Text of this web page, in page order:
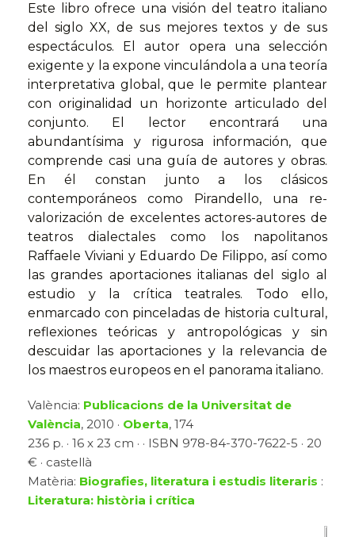
Este libro ofrece una visión del teatro italiano
del siglo XX, de sus mejores textos y de sus
espectáculos. El autor opera una selección
exigente y la expone vinculándola a una teoría
interpretativa global, que le permite plantear
con originalidad un horizonte articulado del
conjunto. El lector encontrará una
abundantísima y rigurosa información, que
comprende casi una guía de autores y obras.
En él constan junto a los clásicos
contemporáneos como Pirandello, una re-
valorización de excelentes actores-autores de
teatros dialectales como los napolitanos
Raffaele Viviani y Eduardo De Filippo, así como
las grandes aportaciones italianas del siglo al
estudio y la crítica teatrales. Todo ello,
enmarcado con pinceladas de historia cultural,
reflexiones teóricas y antropológicas y sin
descuidar las aportaciones y la relevancia de
los maestros europeos en el panorama italiano.
València: Publicacions de la Universitat de
València, 2010 · Oberta, 174
236 p. · 16 x 23 cm · · ISBN 978-84-370-7622-5 · 20
€ · castellà
Matèria: Biografies, literatura i estudis literaris :
Literatura: història i crítica